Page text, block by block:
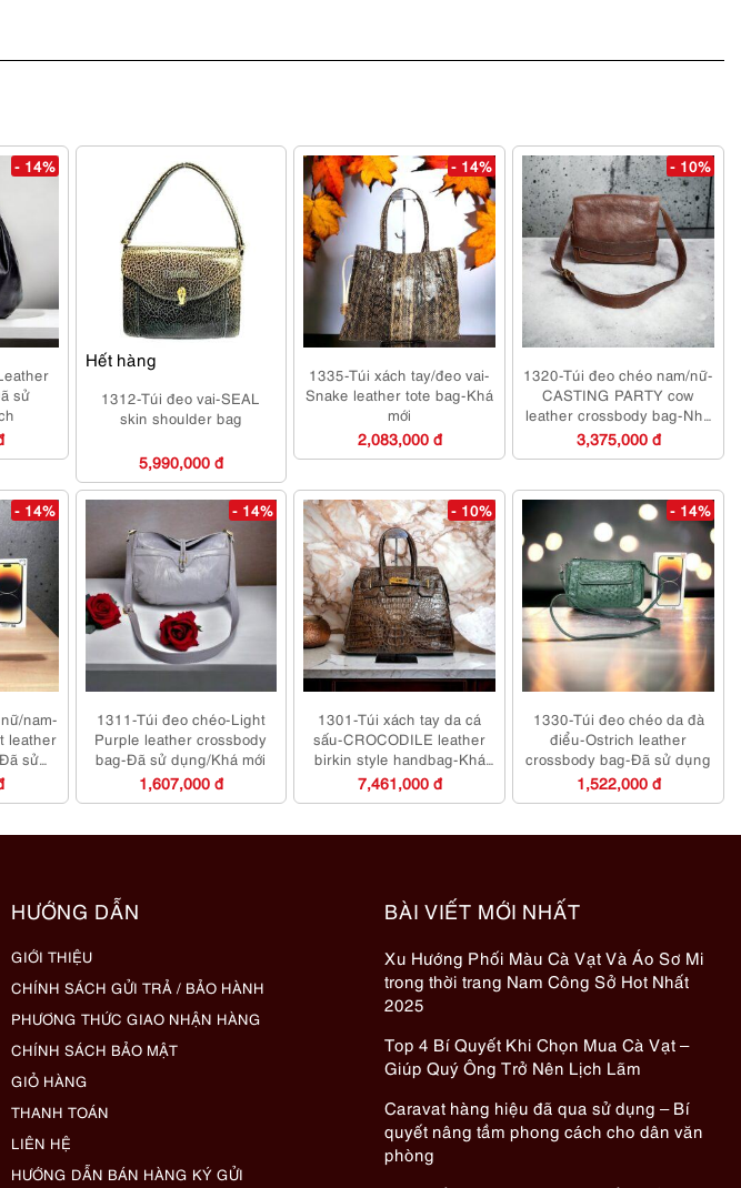
- 14%
sử
Hết hàng
1312-Túi đeo vai-SEAL
skin shoulder bag
5,990,000 đ
- 14%
1335-Túi xách tay/đeo vai-
Snake leather tote bag-Khá
mới
2,083,000 đ
- 10%
1320-Túi đeo chéo nam/nữ-
CASTING PARTY cow
leather crossbody bag-Như
mới/Chưa sử dụng
3,375,000 đ
- 14%
nam-
leather
sử
- 14%
1311-Túi đeo chéo-Light
Purple leather crossbody
bag-Đã sử dụng/Khá mới
1,607,000 đ
- 10%
1301-Túi xách tay da cá
sấu-CROCODILE leather
birkin style handbag-Khá
mới
7,461,000 đ
- 14%
1330-Túi đeo chéo da đà
điểu-Ostrich leather
crossbody bag-Đã sử dụng
1,522,000 đ
HƯỚNG DẪN
GIỚI THIỆU
CHÍNH SÁCH GỬI TRẢ / BẢO HÀNH
PHƯƠNG THỨC GIAO NHẬN HÀNG
CHÍNH SÁCH BẢO MẬT
GIỎ HÀNG
THANH TOÁN
LIÊN HỆ
HƯỚNG DẪN BÁN HÀNG KÝ GỬI
BÀI VIẾT MỚI NHẤT
Xu Hướng Phối Màu Cà Vạt Và Áo Sơ Mi
trong thời trang Nam Công Sở Hot Nhất
2025
Top 4 Bí Quyết Khi Chọn Mua Cà Vạt –
Giúp Quý Ông Trở Nên Lịch Lãm
Caravat hàng hiệu đã qua sử dụng – Bí
quyết nâng tầm phong cách cho dân văn
phòng